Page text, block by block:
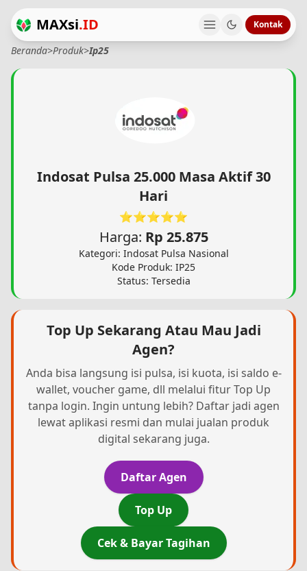
MAXsi.ID Kontak
Beranda>Produk>Ip25
Indosat Pulsa 25.000 Masa Aktif 30
Hari
⭐⭐⭐⭐⭐
Harga: Rp 25.875
Kategori: Indosat Pulsa Nasional
Kode Produk: IP25
Status: Tersedia
Top Up Sekarang Atau Mau Jadi
Agen?
Anda bisa langsung isi pulsa, isi kuota, isi saldo e-
wallet, voucher game, dll melalui fitur Top Up
tanpa login. Ingin untung lebih? Daftar jadi agen
lewat aplikasi resmi dan mulai jualan produk
digital sekarang juga.
Daftar Agen
Top Up
Cek & Bayar Tagihan